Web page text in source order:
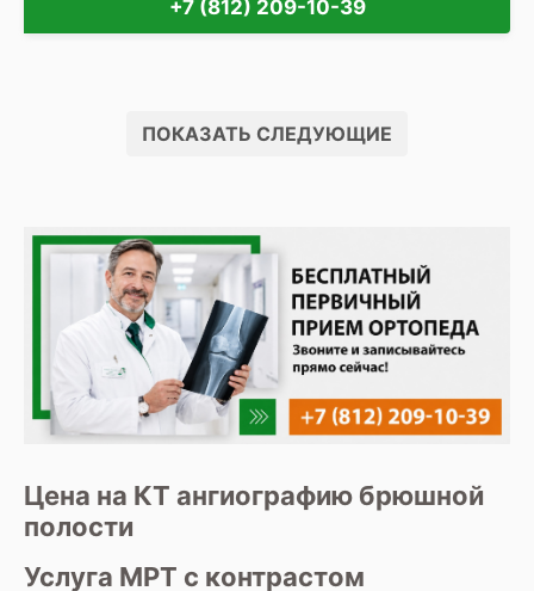
+7 (812) 209-10-39
ПОКАЗАТЬ СЛЕДУЮЩИЕ
Цена на КТ ангиографию брюшной
полости
Услуга МРТ с контрастом